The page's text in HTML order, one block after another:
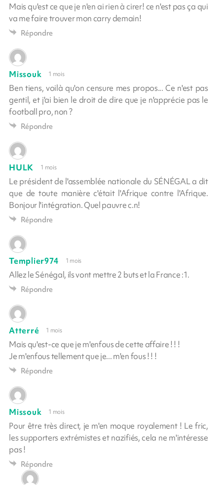
Mais qu'est ce que je n'en ai rien à cirer! ce n'est pas ça qui
va me faire trouver mon carry demain!
Répondre
Missouk 1 mois
Ben tiens, voilà qu'on censure mes propos... Ce n'est pas
gentil, et j'ai bien le droit de dire que je n'apprécie pas le
football pro, non ?
Répondre
HULK 1 mois
Le président de l'assemblée nationale du SÉNÉGAL a dit
que de toute manière c'était l'Afrique contre l'Afrique.
Bonjour l'intégration. Quel pauvre c.n!
Répondre
Templier974 1 mois
Allez le Sénégal, ils vont mettre 2 buts et la France :1.
Répondre
Atterré 1 mois
Mais qu'est-ce que je m'enfous de cette affaire ! ! !
Je m'enfous tellement que je... m'en fous ! ! !
Répondre
Missouk 1 mois
Pour être très direct, je m'en moque royalement ! Le fric,
les supporters extrémistes et nazifiés, cela ne m'intéresse
pas !
Répondre